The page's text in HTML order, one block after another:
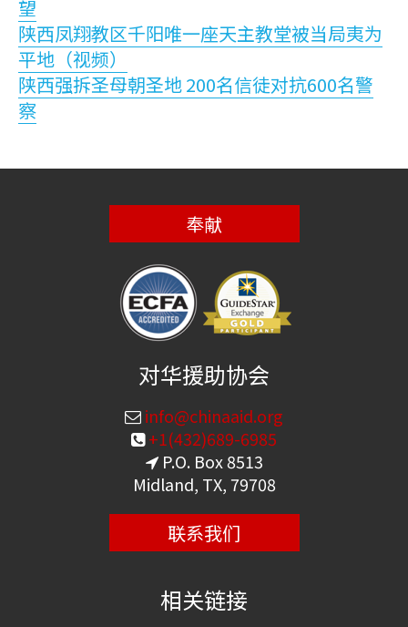
望
陕西凤翔教区千阳唯一座天主教堂被当局夷为
平地（视频）
陕西强拆圣母朝圣地 200名信徒对抗600名警
察
奉献
对华援助协会
info@chinaaid.org
+1(432)689-6985
P.O. Box 8513
Midland, TX, 79708
联系我们
相关链接